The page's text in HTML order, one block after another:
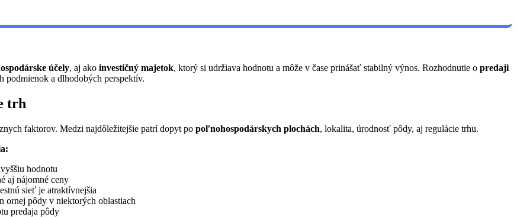
účely, aj ako investičný majetok, ktorý si udržiava hodnotu a môže v čase prinášať stabilný výnos. Rozhodnutie o predaji
podmienok a dlhodobých perspektív.
trh
faktorov. Medzi najdôležitejšie patrí dopyt po poľnohospodárskych plochách, lokalita, úrodnosť pôdy, aj regulácie trhu.
hodnotu
aj nájomné ceny
sieť je atraktívnejšia
ornej pôdy v niektorých oblastiach
predaja pôdy